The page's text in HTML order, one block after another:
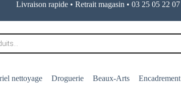
Livraison rapide • Retrait magasin • 03 25 05 22 07
nettoyage Droguerie Beaux-Arts Encadrement